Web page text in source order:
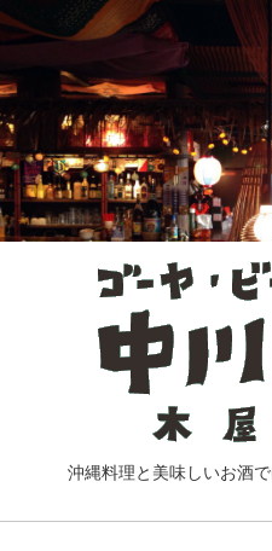
沖縄料理と美味しいお酒
おすすめ"琉
飲み切り泡盛ボ